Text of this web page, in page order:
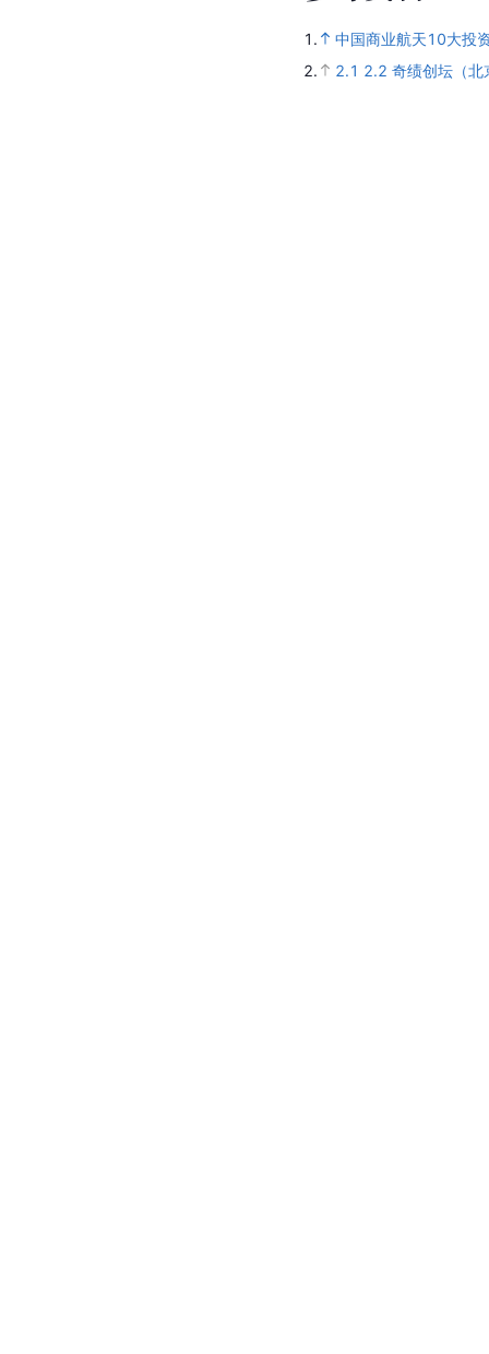
1.
中国商业航天10大投
2.
2.1 2.2 奇绩创坛（北